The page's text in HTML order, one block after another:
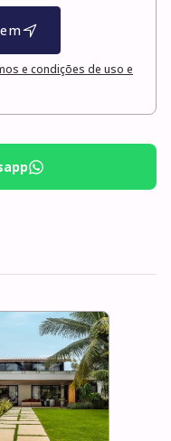
e condições de uso e